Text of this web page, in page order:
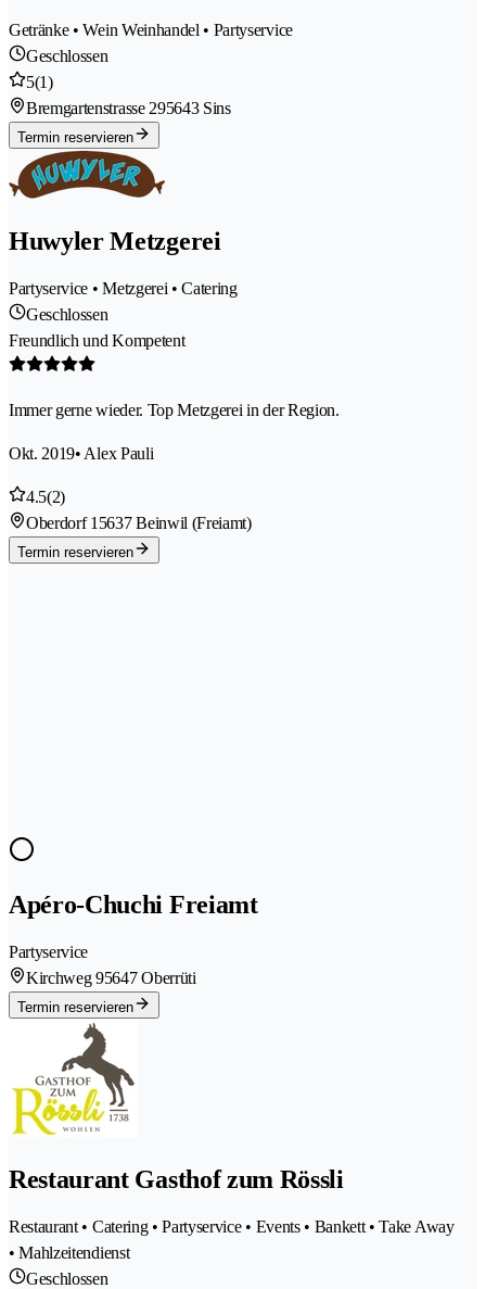
Getränke • Wein Weinhandel • Partyservice
Geschlossen
5(1)
Bremgartenstrasse 295643 Sins
Termin reservieren
Huwyler Metzgerei
Partyservice • Metzgerei • Catering
Geschlossen
Freundlich und Kompetent
Immer gerne wieder. Top Metzgerei in der Region.
Okt. 2019• Alex Pauli
4.5(2)
Oberdorf 1 5637 Beinwil (Freiamt)
Termin reservieren
Apéro-Chuchi Freiamt
Partyservice
Kirchweg 95647 Oberrüti
Termin reservieren
Restaurant Gasthof zum Rössli
Restaurant • Catering • Partyservice • Events • Bankett • Take Away
• Mahlzeitendienst
Geschlossen